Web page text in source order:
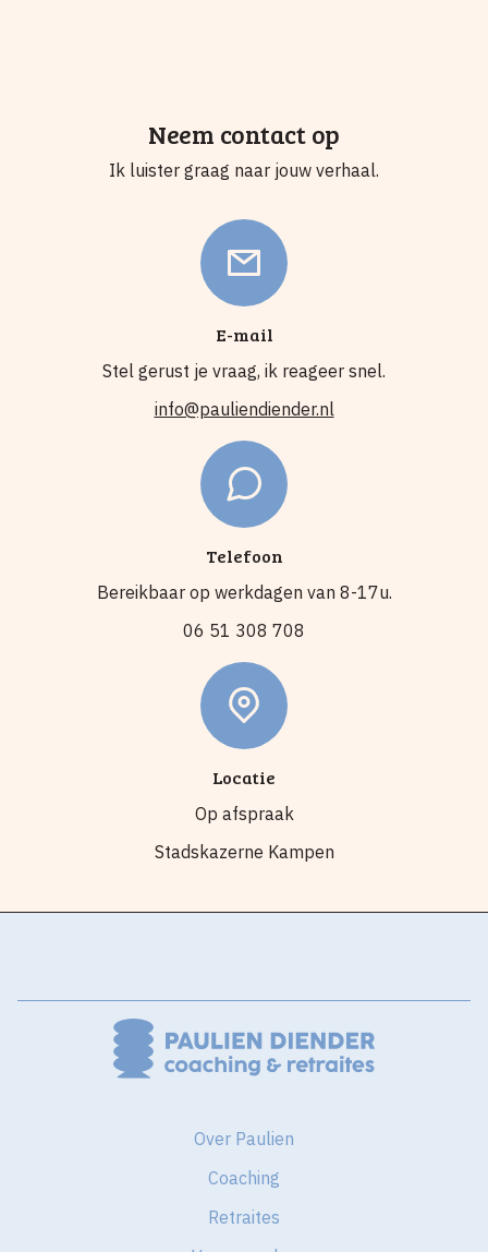
Neem contact op
Ik luister graag naar jouw verhaal.
E-mail
Stel gerust je vraag, ik reageer snel.
info@pauliendiender.nl
Telefoon
Bereikbaar op werkdagen van 8-17u.
06 51 308 708
Locatie
Op afspraak
Stadskazerne Kampen
Over Paulien
Coaching
Retraites